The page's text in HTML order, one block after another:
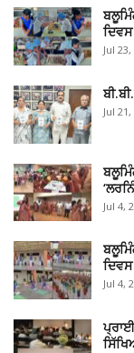
ਦਿਵਸ
Jul
Jul
Jul 4,
Jul 4,